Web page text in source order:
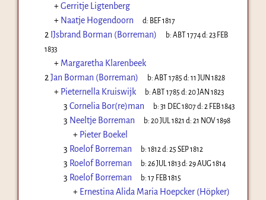
+Gerritje Ligtenberg
+ Naatje Hogendoorn d: BEF 1817
2 IJsbrand Borman (Borreman) b:ABT 1774d:23 FEB
1833
+ Margaretha Klarenbeek
2 Jan Borman (Borreman) b:ABT 1785 d:11 JUN 1828
+ Pieternella Kruiswijk b:ABT 1785 d:20 JAN 1823
3 Cornelia Bor(re)man b:31 DEC 1807d:2 FEB 1843
3 Neeltje Borreman b:20 JUL 1821 d:21 NOV 1898
+ Pieter Boekel
3 Roelof Borreman b:1812 d:25 SEP 1812
3 Roelof Borreman b:26 JUL 1813d:29 AUG 1814
3 Roelof Borreman b:17 FEB 1815
+ Ernestina Alida Maria Hoepcker (Höpker)